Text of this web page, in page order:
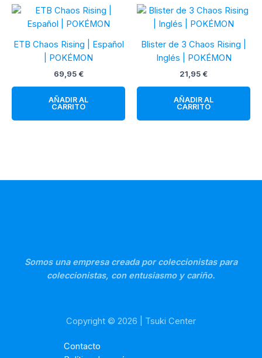
ETB Chaos Rising | Español
| POKÉMON
69,95 €
AÑADIR AL
CARRITO
Blister de 3 Chaos Rising |
Inglés | POKÉMON
21,95 €
AÑADIR AL
CARRITO
Somos una empresa creada por coleccionistas para
coleccionistas, con entusiasmo y cariño.
Copyright © 2026 | Tsuki Center
Contacto